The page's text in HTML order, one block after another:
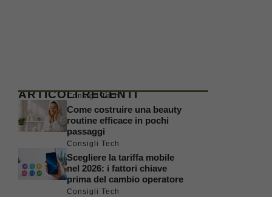
ARTICOLI RECENTI
Consigli Tech
Come costruire una beauty
routine efficace in pochi
passaggi
Consigli Tech
Scegliere la tariffa mobile
nel 2026: i fattori chiave
prima del cambio operatore
Consigli Tech